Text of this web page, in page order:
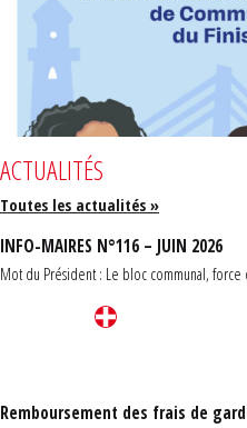
ACTUALITÉS
Toutes les actualités »
INFO-MAIRES N°116 – JUIN 2026
Mot du Président : Le bloc communal,
Remboursement des frais de